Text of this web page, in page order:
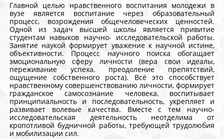
Главной целью нравственного воспитания молодежи в
вузе является воспитание через образовательный
процесс, возрождения общечеловеческих ценностей.
Одной из задач высшей школы является привитие
студентам навыков научно- исследовательской работы.
Занятие наукой формирует уважение к научной истине,
объективности. Процесс научного поиска обогащает
эмоциональную сферу личности (вера свои идеалы,
переживание успеха, преодоление препятствий,
ощущение собственного роста). Всё это способствует
нравственному совершенствованию личности, формирует
гражданское самосознание человека, воспитывает
принципиальность и последовательность, укрепляет и
развивает волевые качества. Вместе с тем научно-
исследовательская деятельность неотделима от
кропотливой будничной работы, требующей трудолюбия
и мобилизации сил.